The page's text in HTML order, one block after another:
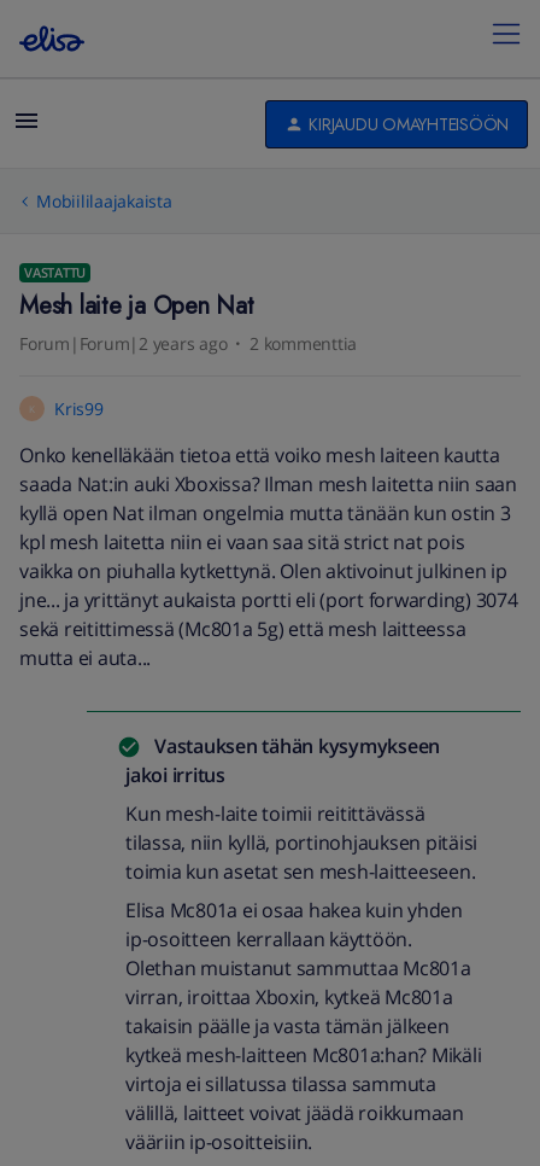
KIRJAUDU OMAYHTEISÖÖN
Mobiililaajakaista
VASTATTU
Mesh laite ja Open Nat
Forum|Forum|2 years ago 2 kommenttia
K Kris99
Onko kenelläkään tietoa että voiko mesh laiteen kautta
saada Nat:in auki Xboxissa? Ilman mesh laitetta niin saan
kyllä open Nat ilman ongelmia mutta tänään kun ostin 3
kpl mesh laitetta niin ei vaan saa sitä strict nat pois
vaikka on piuhalla kytkettynä. Olen aktivoinut julkinen ip
jne... ja yrittänyt aukaista portti eli (port forwarding) 3074
sekä reitittimessä (Mc801a 5g) että mesh laitteessa
mutta ei auta...
Vastauksen tähän kysymykseen
jakoi irritus
Kun mesh-laite toimii reitittävässä
tilassa, niin kyllä, portinohjauksen pitäisi
toimia kun asetat sen mesh-laitteeseen.
Elisa Mc801a ei osaa hakea kuin yhden
ip-osoitteen kerrallaan käyttöön.
Olethan muistanut sammuttaa Mc801a
virran, iroittaa Xboxin, kytkeä Mc801a
takaisin päälle ja vasta tämän jälkeen
kytkeä mesh-laitteen Mc801a:han? Mikäli
virtoja ei sillatussa tilassa sammuta
välillä, laitteet voivat jäädä roikkumaan
vääriin ip-osoitteisiin.